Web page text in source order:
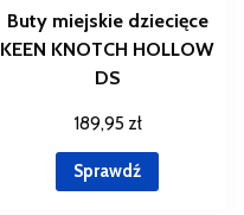
Buty miejskie dziecięce
KEEN KNOTCH HOLLOW
DS
189,95 zł
Sprawdź